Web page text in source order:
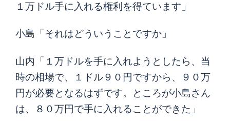
１万ドル手に入れる権利を得ています」
小島「それはどういうことですか」
山内「１万ドルを手に入れようとしたら、当
時の相場で、１ドル９０円ですから、９０万
円が必要となるはずです。ところが小島さん
は、８０万円で手に入れることができた」